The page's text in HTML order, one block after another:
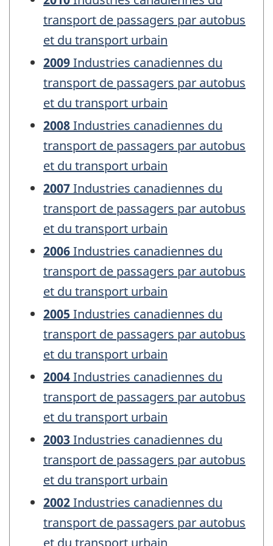
transport de passagers par autobus
et du transport urbain
2009Industries canadiennes du
transport de passagers par autobus
et du transport urbain
2008Industries canadiennes du
transport de passagers par autobus
et du transport urbain
2007Industries canadiennes du
transport de passagers par autobus
et du transport urbain
2006Industries canadiennes du
transport de passagers par autobus
et du transport urbain
2005Industries canadiennes du
transport de passagers par autobus
et du transport urbain
2004Industries canadiennes du
transport de passagers par autobus
et du transport urbain
2003Industries canadiennes du
transport de passagers par autobus
et du transport urbain
2002Industries canadiennes du
transport de passagers par autobus
et du transport urbain